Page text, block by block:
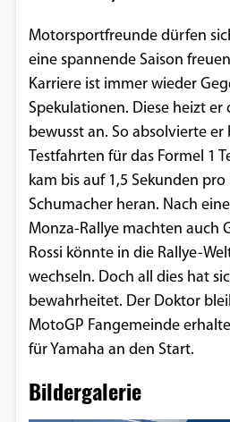
Motorsportfreunde dürfen
eine spannende Saison
Karriere ist immer wieder
Spekulationen. Diese heizt er
bewusst an. So absolvierte er
Testfahrten für das Formel 1
kam bis auf 1,5 Sekunden
Schumacher heran. Nach
Monza-Rallye machten auch
Rossi könnte in die Rallye-
wechseln. Doch all dies hat
bewahrheitet. Der Doktor
MotoGP Fangemeinde
für Yamaha an den Start.
Bildergalerie